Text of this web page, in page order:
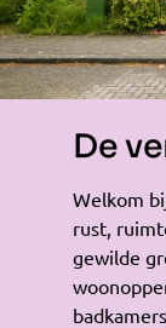
De
Welkom
rust,
gewilde